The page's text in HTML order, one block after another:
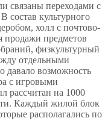
связаны переходами с
состав культурного
холл с почтово-
продажи предметов
физкультурный
отдельными
давало возможность
с игровыми
рассчитан на 1000
Каждый жилой блок
располагались по